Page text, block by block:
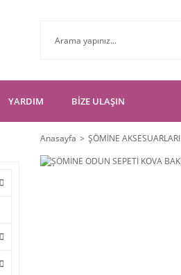
YARDIM BİZE ULAŞIN
Anasayfa ŞÖMİNE AKSESUARLARI